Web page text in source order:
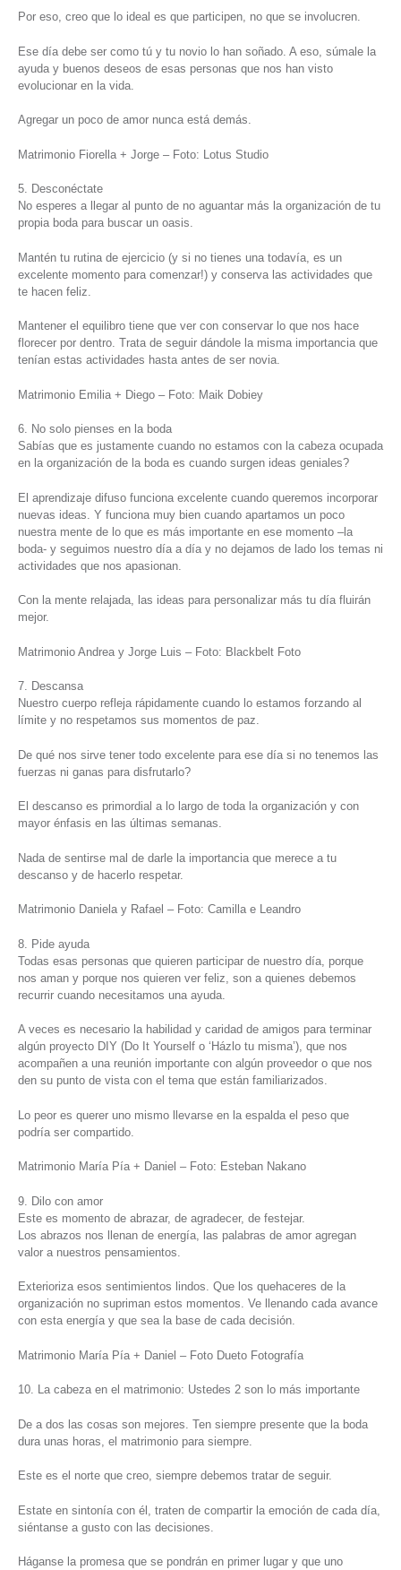
Por eso, creo que lo ideal es que participen, no que se involucren.
Ese día debe ser como tú y tu novio lo han soñado. A eso, súmale la
ayuda y buenos deseos de esas personas que nos han visto
evolucionar en la vida.
Agregar un poco de amor nunca está demás.
Matrimonio Fiorella + Jorge – Foto: Lotus Studio
5. Desconéctate
No esperes a llegar al punto de no aguantar más la organización de tu
propia boda para buscar un oasis.
Mantén tu rutina de ejercicio (y si no tienes una todavía, es un
excelente momento para comenzar!) y conserva las actividades que
te hacen feliz.
Mantener el equilibro tiene que ver con conservar lo que nos hace
florecer por dentro. Trata de seguir dándole la misma importancia que
tenían estas actividades hasta antes de ser novia.
Matrimonio Emilia + Diego – Foto: Maik Dobiey
6. No solo pienses en la boda
Sabías que es justamente cuando no estamos con la cabeza ocupada
en la organización de la boda es cuando surgen ideas geniales?
El aprendizaje difuso funciona excelente cuando queremos incorporar
nuevas ideas. Y funciona muy bien cuando apartamos un poco
nuestra mente de lo que es más importante en ese momento –la
boda- y seguimos nuestro día a día y no dejamos de lado los temas ni
actividades que nos apasionan.
Con la mente relajada, las ideas para personalizar más tu día fluirán
mejor.
Matrimonio Andrea y Jorge Luis – Foto: Blackbelt Foto
7. Descansa
Nuestro cuerpo refleja rápidamente cuando lo estamos forzando al
límite y no respetamos sus momentos de paz.
De qué nos sirve tener todo excelente para ese día si no tenemos las
fuerzas ni ganas para disfrutarlo?
El descanso es primordial a lo largo de toda la organización y con
mayor énfasis en las últimas semanas.
Nada de sentirse mal de darle la importancia que merece a tu
descanso y de hacerlo respetar.
Matrimonio Daniela y Rafael – Foto: Camilla e Leandro
8. Pide ayuda
Todas esas personas que quieren participar de nuestro día, porque
nos aman y porque nos quieren ver feliz, son a quienes debemos
recurrir cuando necesitamos una ayuda.
A veces es necesario la habilidad y caridad de amigos para terminar
algún proyecto DIY (Do It Yourself o ‘Házlo tu misma’), que nos
acompañen a una reunión importante con algún proveedor o que nos
den su punto de vista con el tema que están familiarizados.
Lo peor es querer uno mismo llevarse en la espalda el peso que
podría ser compartido.
Matrimonio María Pía + Daniel – Foto: Esteban Nakano
9. Dilo con amor
Este es momento de abrazar, de agradecer, de festejar.
Los abrazos nos llenan de energía, las palabras de amor agregan
valor a nuestros pensamientos.
Exterioriza esos sentimientos lindos. Que los quehaceres de la
organización no supriman estos momentos. Ve llenando cada avance
con esta energía y que sea la base de cada decisión.
Matrimonio María Pía + Daniel – Foto Dueto Fotografía
10. La cabeza en el matrimonio: Ustedes 2 son lo más importante
De a dos las cosas son mejores. Ten siempre presente que la boda
dura unas horas, el matrimonio para siempre.
Este es el norte que creo, siempre debemos tratar de seguir.
Estate en sintonía con él, traten de compartir la emoción de cada día,
siéntanse a gusto con las decisiones.
Háganse la promesa que se pondrán en primer lugar y que uno